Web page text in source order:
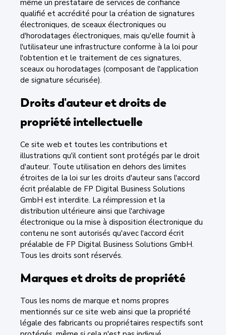
même un prestataire de services de confiance
qualifié et accrédité pour la création de signatures
électroniques, de sceaux électroniques ou
d'horodatages électroniques, mais qu'elle fournit à
l'utilisateur une infrastructure conforme à la loi pour
l'obtention et le traitement de ces signatures,
sceaux ou horodatages (composant de l'application
de signature sécurisée).
Droits d'auteur et droits de
propriété intellectuelle
Ce site web et toutes les contributions et
illustrations qu'il contient sont protégés par le droit
d'auteur. Toute utilisation en dehors des limites
étroites de la loi sur les droits d'auteur sans l'accord
écrit préalable de FP Digital Business Solutions
GmbH est interdite. La réimpression et la
distribution ultérieure ainsi que l'archivage
électronique ou la mise à disposition électronique du
contenu ne sont autorisés qu'avec l'accord écrit
préalable de FP Digital Business Solutions GmbH.
Tous les droits sont réservés.
Marques et droits de propriété
Tous les noms de marque et noms propres
mentionnés sur ce site web ainsi que la propriété
légale des fabricants ou propriétaires respectifs sont